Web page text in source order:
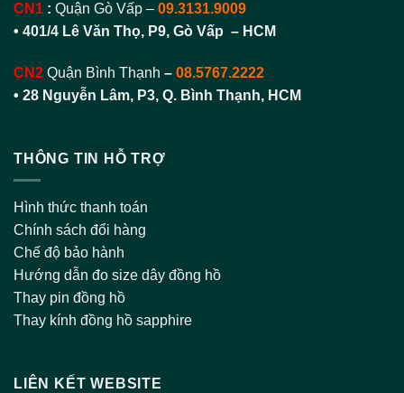
CN1 : Quận Gò Vấp – 09.3131.9009
• 401/4 Lê Văn Thọ, P9, Gò Vấp – HCM
CN2 Quận Bình Thạnh – 08.5767.2222
• 28 Nguyễn Lâm, P3, Q. Bình Thạnh, HCM
THÔNG TIN HỖ TRỢ
Hình thức thanh toán
Chính sách đổi hàng
Chế độ bảo hành
Hướng dẫn đo size dây đồng hồ
Thay pin đồng hồ
Thay kính đồng hồ sapphire
LIÊN KẾT WEBSITE